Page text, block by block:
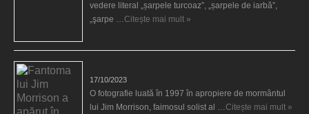
vedere literal „șarpele turcoaz”, „șarpele de iarbă”,
„şarpe …Citește mai mult »
17/10/2023
O fotografie luată în 1997 în apropiere de mormântul
lui Jim Morrison, faimosul solist al …Citește mai mult »